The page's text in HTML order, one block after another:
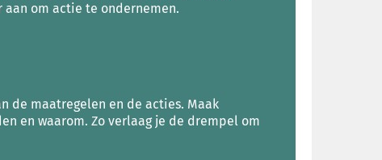
aan om actie te ondernemen.
de maatregelen en de acties. Maak
en waarom. Zo verlaag je de drempel om